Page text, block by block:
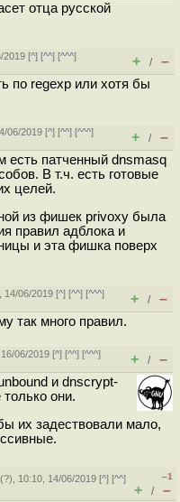
отца русской
2019 [^] [^^] [^^^]
+ / –
по regexp или хотя бы
06/2019 [^] [^^] [^^^]
+ / –
есть патченный dnsmasq
В т.ч. есть готовые
целей.
из фишек privoxy была
правил адблока и
и эта фишка поверх
14/06/2019 [^] [^^] [^^^]
+ / –
так много правил.
06/2019 [^] [^^] [^^^]
+ / –
и dnscrypt-
они.
их задествовали мало,
(?), 10:10, 14/06/2019 [^] [^^]
–1
+ / –